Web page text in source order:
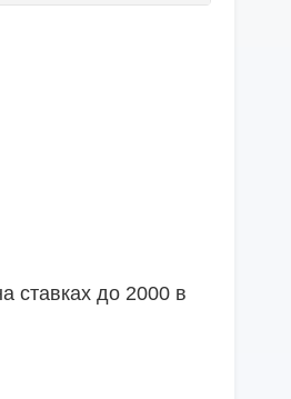
ставках до 2000 в